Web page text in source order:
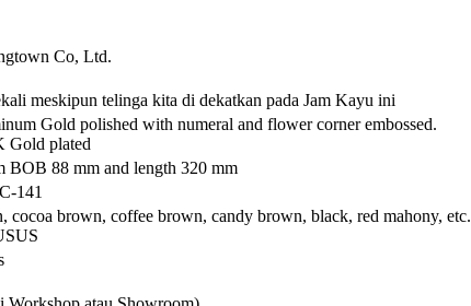
Co, Ltd.
meskipun telinga kita di dekatkan pada Jam Kayu ini
Gold polished with numeral and flower corner embossed.
Gold plated
BOB 88 mm and length 320 mm
141
brown, coffee brown, candy brown, black, red mahony, etc.